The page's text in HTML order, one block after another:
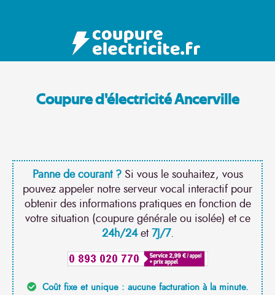
Coupure d'électricité Ancerville
Panne de courant ?Si vous le souhaitez, vous
pouvez appeler notre serveur vocal interactif pour
obtenir des informations pratiques en fonction de
votre situation (coupure générale ou isolée) et ce
24h/24et7J/7.
Coût fixe et unique : aucune facturation à la minute.